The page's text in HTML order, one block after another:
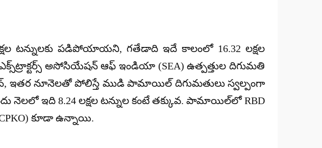
టన్నులకు పడిపోయాయని, గతేడాది ఇదే కాలంలో 16.32 లక్షల
అసోసియేషన్ ఆఫ్ ఇండియా (SEA) ఉత్పత్తుల దిగుమతి
నూనెలతో పోలిస్తే ముడి పామాయిల్ దిగుమతులు స్వల్పంగా
నెలలో ఇది 8.24 లక్షల టన్నుల కంటే తక్కువ. పామాయిల్‌లో RBD
కూడా ఉన్నాయి.